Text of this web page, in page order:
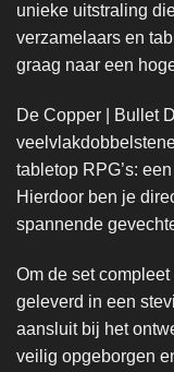
unieke uitstraling
verzamelaars en
graag naar een
De Copper | Bullet
tabletop RPG’s:
Hierdoor ben je
spannende
Om de set
geleverd in een
aansluit bij het
veilig opgeborgen